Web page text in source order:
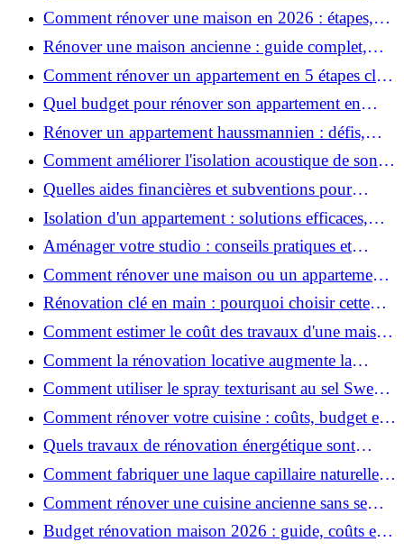
Comment rénover une maison en 2026 : étapes,
coûts et conseils ?
Rénover une maison ancienne : guide complet,
étapes, budget et astuces
Comment rénover un appartement en 5 étapes clés
?
Quel budget pour rénover son appartement en
2026 ?
Rénover un appartement haussmannien : défis,
conseils pratiques et estimation des prix
Comment améliorer l'isolation acoustique de son
appartement ?
Quelles aides financières et subventions pour
rénover votre appartement en 2026 ?
Isolation d'un appartement : solutions efficaces,
prix et conseils
Aménager votre studio : conseils pratiques et
erreurs à éviter
Comment rénover une maison ou un appartement
avec 50 000 € : budget, étapes et astuces ?
Rénovation clé en main : pourquoi choisir cette
solution et à quoi faire attention ?
Comment estimer le coût des travaux d'une maison
?
Comment la rénovation locative augmente la
rentabilité de votre parc immobilier ?
Comment utiliser le spray texturisant au sel Sweet
Salt pour des cheveux effet plage ?
Comment rénover votre cuisine : coûts, budget et
astuces bois ?
Quels travaux de rénovation énergétique sont
éligibles à MaPrimeRénov' ?
Comment fabriquer une laque capillaire naturelle
maison ?
Comment rénover une cuisine ancienne sans se
ruiner ?
Budget rénovation maison 2026 : guide, coûts et